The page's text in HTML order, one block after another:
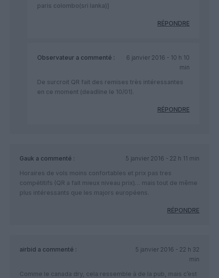
paris colombo(sri lanka)]
RÉPONDRE
Observateur a commenté :
6 janvier 2016 - 10 h 10
min
De surcroit QR fait des remises très intéressantes
en ce moment (deadline le 10/01).
RÉPONDRE
Gauk a commenté :
5 janvier 2016 - 22 h 11 min
Horaires de vols moins confortables et prix pas tres
compétitifs (QR a fait mieux niveau prix)… mais tout de même
plus intéressants que les majors européens.
RÉPONDRE
airbid a commenté :
5 janvier 2016 - 22 h 32
min
Comme le canada dry, cela ressemble à de la pub, mais c’est